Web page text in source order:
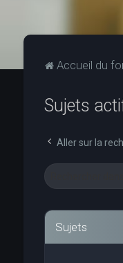
Accueil du
Sujets
Aller sur la
Sujets